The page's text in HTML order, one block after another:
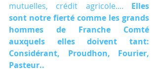
mutuelles, crédit agricole.... Elles
sont notre fierté comme les grands
hommes de Franche Comté
auxquels elles doivent tant:
Considérant, Proudhon, Fourier,
Pasteur..